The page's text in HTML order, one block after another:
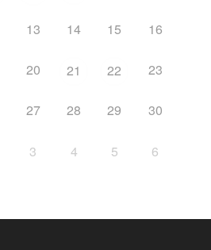
13 14 15 16
20 21 22 23
27 28 29 30
3 4 5 6